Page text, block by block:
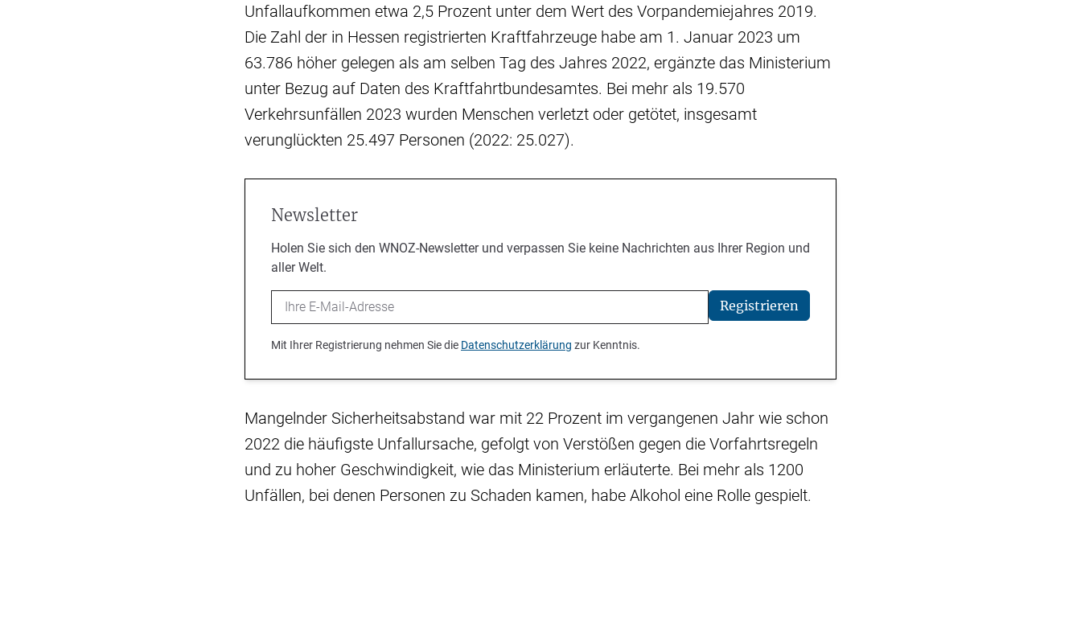
Unfallaufkommen etwa 2,5 Prozent unter dem Wert des Vorpandemiejahres 2019.
Die Zahl der in Hessen registrierten Kraftfahrzeuge habe am 1. Januar 2023 um
63.786 höher gelegen als am selben Tag des Jahres 2022, ergänzte das Ministerium
unter Bezug auf Daten des Kraftfahrtbundesamtes. Bei mehr als 19.570
Verkehrsunfällen 2023 wurden Menschen verletzt oder getötet, insgesamt
verunglückten 25.497 Personen (2022: 25.027).
Newsletter
Holen Sie sich den WNOZ-Newsletter und verpassen Sie keine Nachrichten aus Ihrer Region und
aller Welt.
Email Registrieren
Mit Ihrer Registrierung nehmen Sie die Datenschutzerklärung zur Kenntnis.
Mangelnder Sicherheitsabstand war mit 22 Prozent im vergangenen Jahr wie schon
2022 die häufigste Unfallursache, gefolgt von Verstößen gegen die Vorfahrtsregeln
und zu hoher Geschwindigkeit, wie das Ministerium erläuterte. Bei mehr als 1200
Unfällen, bei denen Personen zu Schaden kamen, habe Alkohol eine Rolle gespielt.